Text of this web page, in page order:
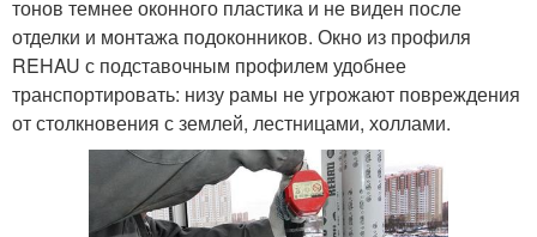
тонов темнее оконного пластика и не виден после
отделки и монтажа подоконников. Окно из профиля
REHAU с подставочным профилем удобнее
транспортировать: низу рамы не угрожают повреждения
от столкновения с землей, лестницами, холлами.